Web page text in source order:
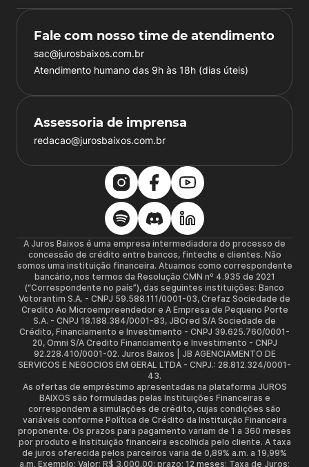
Fale com nosso time de atendimento
sac@jurosbaixos.com.br
Atendimento humano das 9h às 18h (dias úteis)
Assessoria de imprensa
redacao@jurosbaixos.com.br
A Juros Baixos é uma empresa intermediadora do processo de
concessão de crédito entre bancos, fintechs e clientes. Não
somos uma instituição financeira. Atuamos como correspondente
bancário, nos termos da Resolução CMN nº 4.935 de 2021
(“Correspondente no país”), das seguintes instituições: Banco
Votorantim S.A. - CNPJ 59.588.111/0001-03, Crefaz Sociedade de
Credito Ao Microempreendedor e A Empresa de Pequeno Porte
S.A. - CNPJ 18.188.384/0001-83, JBCred S/A Sociedade de
Crédito, Financiamento e Investimento - CNPJ 39.625.760/0001-
20, Omni S/A Credito Financiamento e Investimento - CNPJ
92.228.410/0001-02. Juros Baixos | JB AGENCIAMENTO DE
SERVICOS E NEGOCIOS EM GERAL LTDA - CNPJ.: 28.812.324/0001-
43.
As ofertas de empréstimo apresentadas na plataforma JUROS
BAIXOS são formuladas pelas Instituições Financeiras e
correspondem a simulações de crédito, cujas condições são
variáveis conforme Política de Crédito da Instituição Financeira
proponente. Os prazos para pagamento variam de 1 a 360 meses
por produto e Instituição financeira escolhida pelo cliente. A taxa
de juros oferecida pelos parceiros varia de 0,89% a.m. a 19,99%
a.m. Exemplo: Valor: R$ 3.000,00; prazo: 12 meses; Taxa de Juros: